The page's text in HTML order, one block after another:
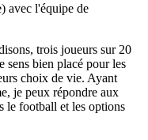
avec l'équipe de
trois joueurs sur 20
sens bien placé pour les
choix de vie. Ayant
je peux répondre aux
le football et les options